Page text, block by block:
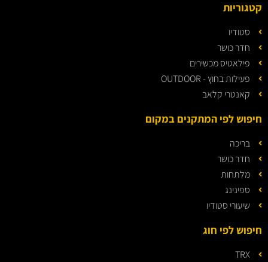
קטגוריות
סטודיו
חדר כושר
פילאטיס מכשירים
פעילות בחוץ - OUTDOOR
קאנטרי קלאב
חיפוש לפי המתקנים במקום
בריכה
חדר כושר
מלתחות
ספינינג
שיעורי סטודיו
חיפוש לפי חוג
TRX